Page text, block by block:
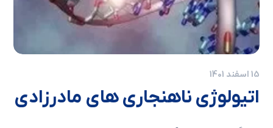
15 اسفند 1401
اتیولوژی ناهنجاری های مادرزادی